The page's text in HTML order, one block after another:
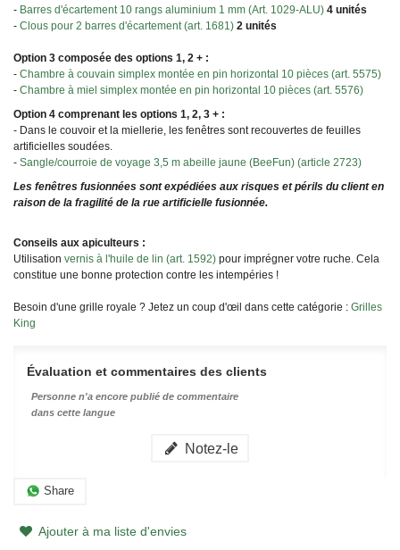
- Barres d'écartement 10 rangs aluminium 1 mm (Art. 1029-ALU) 4 unités
- Clous pour 2 barres d'écartement (art. 1681) 2 unités
Option 3 composée des options 1, 2 + :
- Chambre à couvain simplex montée en pin horizontal 10 pièces (art. 5575)
- Chambre à miel simplex montée en pin horizontal 10 pièces (art. 5576)
Option 4 comprenant les options 1, 2, 3 + :
- Dans le couvoir et la miellerie, les fenêtres sont recouvertes de feuilles
artificielles soudées.
- Sangle/courroie de voyage 3,5 m abeille jaune (BeeFun) (article 2723)
Les fenêtres fusionnées sont expédiées aux risques et périls du client en
raison de la fragilité de la rue artificielle fusionnée.
Conseils aux apiculteurs :
Utilisation vernis à l'huile de lin (art. 1592) pour imprégner votre ruche. Cela
constitue une bonne protection contre les intempéries !
Besoin d'une grille royale ? Jetez un coup d'œil dans cette catégorie : Grilles
King
Évaluation et commentaires des clients
Personne n'a encore publié de commentaire
dans cette langue
Notez-le
Share
Ajouter à ma liste d'envies